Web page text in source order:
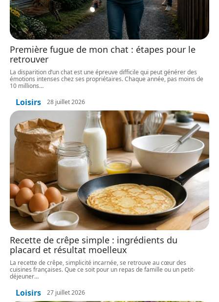
Première fugue de mon chat : étapes pour le
retrouver
La disparition d’un chat est une épreuve difficile qui peut générer des
émotions intenses chez ses propriétaires. Chaque année, pas moins de
10 millions…
Loisirs 28 juillet 2026
Recette de crêpe simple : ingrédients du
placard et résultat moelleux
La recette de crêpe, simplicité incarnée, se retrouve au cœur des
cuisines françaises. Que ce soit pour un repas de famille ou un petit-
déjeuner…
Loisirs 27 juillet 2026